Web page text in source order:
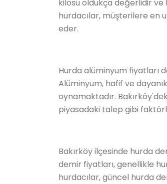
kilosu oldukça değerlidir ve
hurdacılar, müşterilere en
eder.
Hurda alüminyum fiyatları
Alüminyum, hafif ve
oynamaktadır.
piyasadaki talep gibi
Bakırköy ilçesinde hurda
demir fiyatları, genellikle
hurdacılar, güncel hurda